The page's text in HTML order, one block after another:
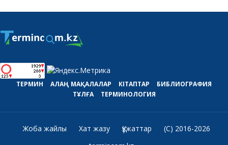
ТЕРМИН АЛАҢ МАҚАЛАЛАР КІТАПТАР
БИБЛИОГРАФИЯ
ТҰЛҒА
ТЕРМИНОЛОГИЯ
Жоба жайлы Хат жазу Құжаттар
(C) 2016-2026